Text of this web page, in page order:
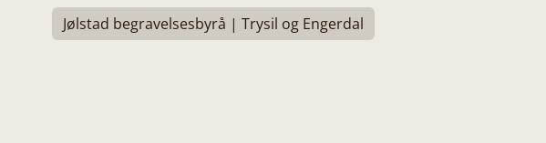
Jølstad begravelsesbyrå | Trysil og Engerdal